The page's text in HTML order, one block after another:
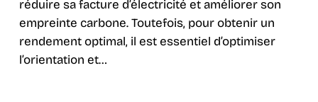
réduire sa facture d’électricité et améliorer son
empreinte carbone. Toutefois, pour obtenir un
rendement optimal, il est essentiel d’optimiser
l’orientation et…